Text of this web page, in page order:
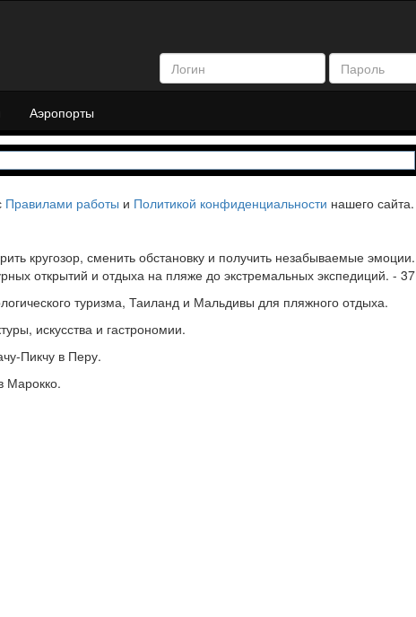
Аэропорты
Правилами работы и Политикой конфиденциальности нашего сайта.
кругозор, сменить обстановку и получить незабываемые эмоции.
открытий и отдыха на пляже до экстремальных экспедиций. - 37
туризма, Таиланд и Мальдивы для пляжного отдыха.
искусства и гастрономии.
Пикчу в Перу.
Марокко.